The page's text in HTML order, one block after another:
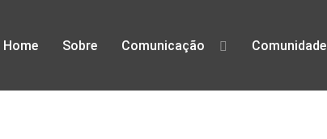
Home Sobre Comunicação Comunidade